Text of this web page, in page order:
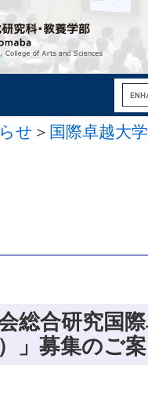
せ ＞ 国際卓越大
総合研究国
」募集のご